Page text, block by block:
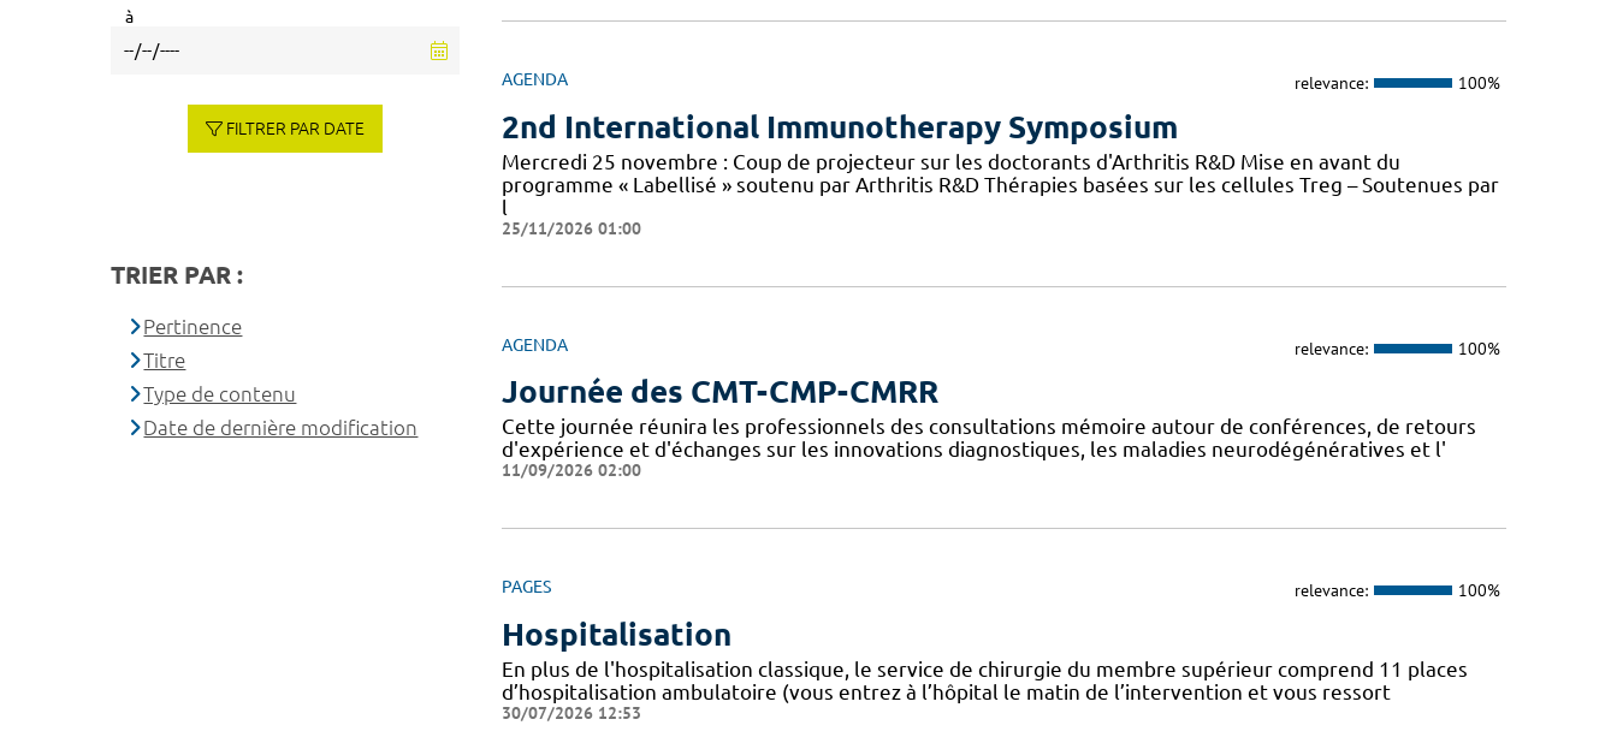
AGENDA relevance: 100%
2nd International Immunotherapy Symposium
Mercredi 25 novembre : Coup de projecteur sur les doctorants d'Arthritis R&D Mise en avant du
programme « Labellisé » soutenu par Arthritis R&D Thérapies basées sur les cellules Treg – Soutenues par
l
25/11/2026 01:00
AGENDA relevance: 100%
Journée des CMT-CMP-CMRR
Cette journée réunira les professionnels des consultations mémoire autour de conférences, de retours
d'expérience et d'échanges sur les innovations diagnostiques, les maladies neurodégénératives et l'
11/09/2026 02:00
PAGES relevance: 100%
Hospitalisation
En plus de l'hospitalisation classique, le service de chirurgie du membre supérieur comprend 11 places
d’hospitalisation ambulatoire (vous entrez à l’hôpital le matin de l’intervention et vous ressort
30/07/2026 12:53
à
FILTRER PAR DATE
TRIER PAR :
Pertinence
Titre
Type de contenu
Date de dernière modification